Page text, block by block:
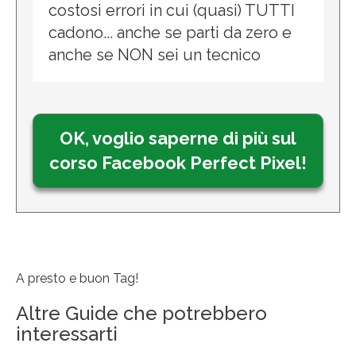
costosi errori in cui (quasi) TUTTI
cadono... anche se parti da zero e
anche se NON sei un tecnico
OK, voglio saperne di più sul
corso Facebook Perfect Pixel!
A presto e buon Tag!
Altre Guide che potrebbero
interessarti